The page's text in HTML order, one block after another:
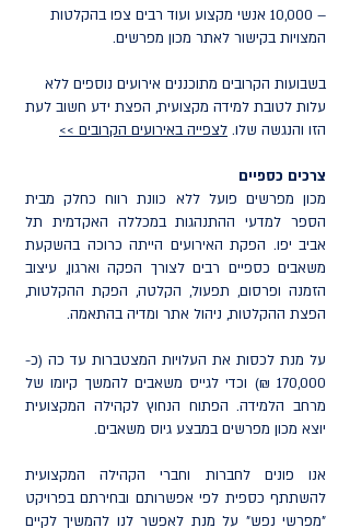
– 10,000 אנשי מקצוע ועוד רבים צפו בהקלטות
המצויות בקישור לאתר מכון מפרשים.
בשבועות הקרובים מתוכננים אירועים נוספים ללא
עלות לטובת למידה מקצועית, הפצת ידע חשוב לעת
הזו והנגשה שלו. לצפייה באירועים הקרובים >>
צרכים כספיים
מכון מפרשים פועל ללא כוונת רווח כחלק מבית
הספר למדעי ההתנהגות במכללה האקדמית תל
אביב יפו. הפקת האירועים הייתה כרוכה בהשקעת
משאבים כספיים רבים לצורך הפקה וארגון, עיצוב
הזמנה ופרסום, תפעול, הקלטה, הפקת ההקלטות,
הפצת ההקלטות, ניהול אתר ומדיה בהתאמה.
על מנת לכסות את העלויות המצטברות עד כה (כ-
170,000 ₪) וכדי לגייס משאבים להמשך קיומו של
מרחב הלמידה. הפתוח הנחוץ לקהילה המקצועית
יוצא מכון מפרשים במבצע גיוס משאבים.
אנו פונים לחברות וחברי הקהילה המקצועית
להשתתף כספית לפי אפשרותם ובחירתם בפרויקט
"מפרשי נפש" על מנת לאפשר לנו להמשיך לקיים